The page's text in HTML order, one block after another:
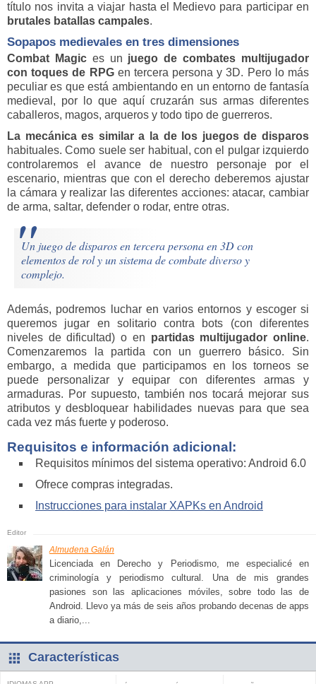
título nos invita a viajar hasta el Medievo para participar en
brutales batallas campales.
Sopapos medievales en tres dimensiones
Combat Magices un juego de combates multijugador
con toques de RPGen tercera persona y 3D. Pero lo más
peculiar es que está ambientando en un entorno de fantasía
medieval, por lo que aquí cruzarán sus armas diferentes
caballeros, magos, arqueros y todo tipo de guerreros.
La mecánica es similar a la de los juegos de disparos
habituales. Como suele ser habitual, con el pulgar izquierdo
controlaremos el avance de nuestro personaje por el
escenario, mientras que con el derecho deberemos ajustar
la cámara y realizar las diferentes acciones: atacar, cambiar
de arma, saltar, defender o rodar, entre otras.
Un juego de disparos en tercera persona en 3D con
elementos de rol y un sistema de combate diverso y
complejo.
Además, podremos luchar en varios entornos y escoger si
queremos jugar en solitario contra bots (con diferentes
niveles de dificultad) o en partidas multijugador online.
Comenzaremos la partida con un guerrero básico. Sin
embargo, a medida que participamos en los torneos se
puede personalizar y equipar con diferentes armas y
armaduras. Por supuesto, también nos tocará mejorar sus
atributos y desbloquear habilidades nuevas para que sea
cada vez más fuerte y poderoso.
Requisitos e información adicional:
Requisitos mínimos del sistema operativo: Android 6.0
Ofrece compras integradas.
Instrucciones para instalar XAPKs en Android
Almudena Galán
Licenciada en Derecho y Periodismo, me especialicé en
criminología y periodismo cultural. Una de mis grandes
pasiones son las aplicaciones móviles, sobre todo las de
Android. Llevo ya más de seis años probando decenas de apps
a diario,...
Características